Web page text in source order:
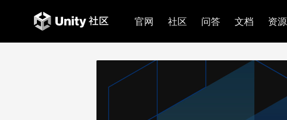
官网 社区 问答 文档 资